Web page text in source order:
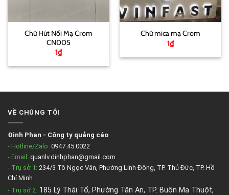
Chữ Hút Nổi Mạ Crom
CN005
1₫
Chữ mica mạ Crom
1₫
VỀ CHÚNG TÔI
Đinh Phan - Công ty quảng cáo
- Hotline/Zalo: 0947.45.0022
- Email: quanlv.dinhphan@gmail.com
- Trụ sở 1: 234/3 Tô Ngọc Vân, Phường Linh Đông, TP. Thủ Đức, TP. Hồ
Chí Minh
- Trụ sở 2: 185 Lý Thái Tổ, Phường Tân An, TP. Buôn Ma Thuột,